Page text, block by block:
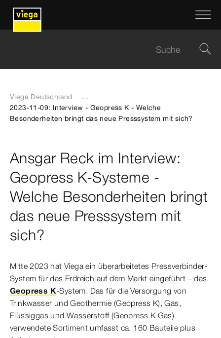
Viega Deutschland
...
2023-11-09: Interview - Geopress K - Welche
Besonderheiten bringt das neue Presssystem mit sich?
Ansgar Reck im Interview:
Geopress K-Systeme -
Welche Besonderheiten bringt
das neue Presssystem mit
sich?
Mitte 2023 hat Viega ein überarbeitetes Pressverbinder-
System für das Erdreich auf dem Markt eingeführt – das
Geopress K-System. Das für die Versorgung von
Trinkwasser und Geothermie (Geopress K), Gas,
Flüssiggas und Wasserstoff (Geopress K Gas)
verwendete Sortiment umfasst ca. 160 Bauteile plus